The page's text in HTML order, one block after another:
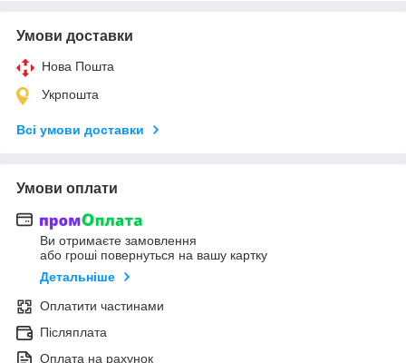
Умови доставки
Нова Пошта
Укрпошта
Всі умови доставки
Умови оплати
Ви отримаєте замовлення
або гроші повернуться на вашу картку
Детальніше
Оплатити частинами
Післяплата
Оплата на рахунок